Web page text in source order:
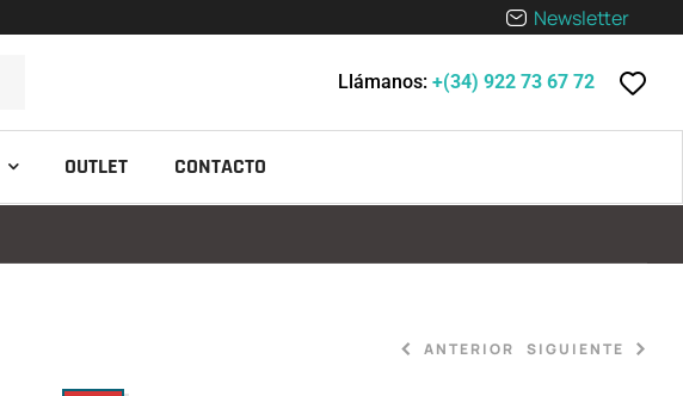
Newsletter
Llámanos: +(34) 922 73 67 72
OUTLET CONTACTO
ANTERIOR SIGUIENTE